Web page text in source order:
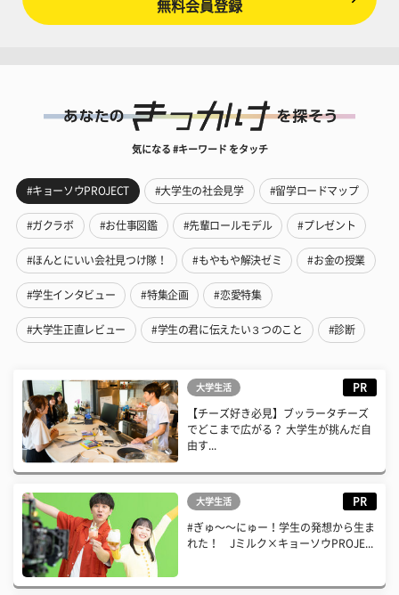
無料会員登録
気になる #キーワード をタッチ
#キョーソウPROJECT #大学生の社会見学 #留学ロードマップ
#ガクラボ #お仕事図鑑 #先輩ロールモデル #プレゼント
#ほんとにいい会社見つけ隊！ #もやもや解決ゼミ #お金の授業
#学生インタビュー #特集企画 #恋愛特集
#大学生正直レビュー #学生の君に伝えたい３つのこと #診断
大学生活 PR
【チーズ好き必見】ブッラータチーズ
でどこまで広がる？ 大学生が挑んだ自
由す...
大学生活 PR
#ぎゅ〜〜にゅー！学生の発想から生ま
れた！ Jミルク×キョーソウPROJE...